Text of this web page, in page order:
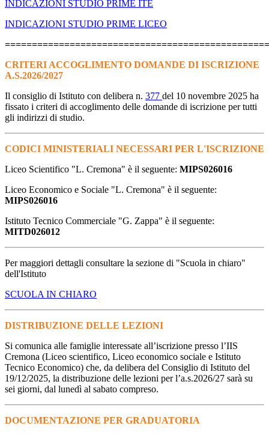
INDICAZIONI STUDIO PRIME ITE
INDICAZIONI STUDIO PRIME LICEO
CRITERI ACCOGLIMENTO DOMANDE DI ISCRIZIONE
A.S.2026/2027
Il consiglio di Istituto con delibera n. 377 del 10 novembre 2025 ha
fissato i criteri di accoglimento delle domande di iscrizione per tutti
gli indirizzi di studio.
CODICI MINISTERIALI NECESSARI PER L'ISCRIZIONE
Liceo Scientifico "L. Cremona" è il seguente: MIPS026016
Liceo Economico e Sociale "L. Cremona" è il seguente:
MIPS026016
Istituto Tecnico Commerciale "G. Zappa" è il seguente:
MITD026012
Per maggiori dettagli consultare la sezione di "Scuola in chiaro"
dell'Istituto
SCUOLA IN CHIARO
DISTRIBUZIONE DELLE LEZIONI
Si comunica alle famiglie interessate all’iscrizione presso l’IIS
Cremona (Liceo scientifico, Liceo economico sociale e Istituto
Tecnico Economico) che, da delibera del Consiglio di Istituto del
19/12/2025, la distribuzione delle lezioni per l’a.s.2026/27 sarà su
sei giorni, dal lunedì al sabato compreso.
DOCUMENTAZIONE PER GRADUATORIA